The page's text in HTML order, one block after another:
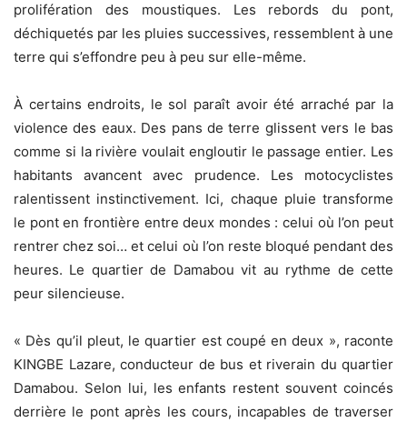
prolifération des moustiques. Les rebords du pont,
déchiquetés par les pluies successives, ressemblent à une
terre qui s’effondre peu à peu sur elle-même.
À certains endroits, le sol paraît avoir été arraché par la
violence des eaux. Des pans de terre glissent vers le bas
comme si la rivière voulait engloutir le passage entier. Les
habitants avancent avec prudence. Les motocyclistes
ralentissent instinctivement. Ici, chaque pluie transforme
le pont en frontière entre deux mondes : celui où l’on peut
rentrer chez soi… et celui où l’on reste bloqué pendant des
heures. Le quartier de Damabou vit au rythme de cette
peur silencieuse.
« Dès qu’il pleut, le quartier est coupé en deux », raconte
KINGBE Lazare, conducteur de bus et riverain du quartier
Damabou. Selon lui, les enfants restent souvent coincés
derrière le pont après les cours, incapables de traverser